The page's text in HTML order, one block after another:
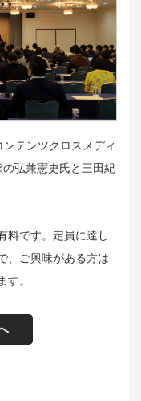
テンツクロスメディ
弘兼憲史氏と三田紀
料です。定員に達し
、ご興味がある方は
す。